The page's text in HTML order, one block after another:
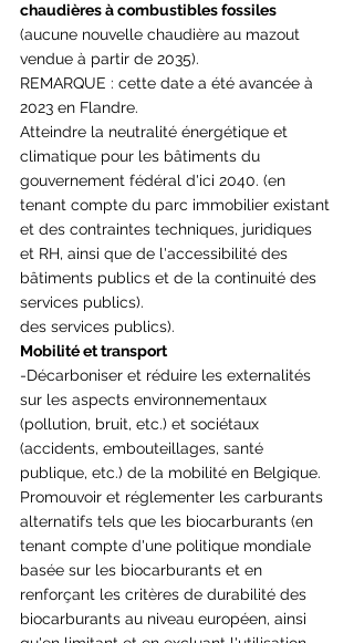
chaudières à combustibles fossiles
(aucune nouvelle chaudière au mazout
vendue à partir de 2035).
REMARQUE : cette date a été avancée à
2023 en Flandre.
Atteindre la neutralité énergétique et
climatique pour les bâtiments du
gouvernement fédéral d'ici 2040. (en
tenant compte du parc immobilier existant
et des contraintes techniques, juridiques
et RH, ainsi que de l'accessibilité des
bâtiments publics et de la continuité des
services publics).
des services publics).
Mobilité et transport
-Décarboniser et réduire les externalités
sur les aspects environnementaux
(pollution, bruit, etc.) et sociétaux
(accidents, embouteillages, santé
publique, etc.) de la mobilité en Belgique.
Promouvoir et réglementer les carburants
alternatifs tels que les biocarburants (en
tenant compte d'une politique mondiale
basée sur les biocarburants et en
renforçant les critères de durabilité des
biocarburants au niveau européen, ainsi